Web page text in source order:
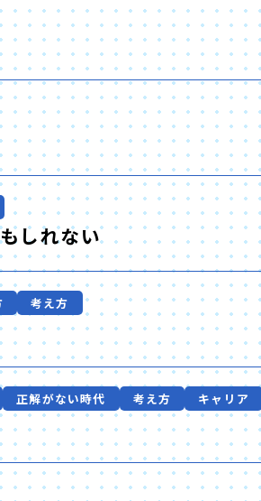
しれない
考え方
正解がない時代 考え方 キャリア